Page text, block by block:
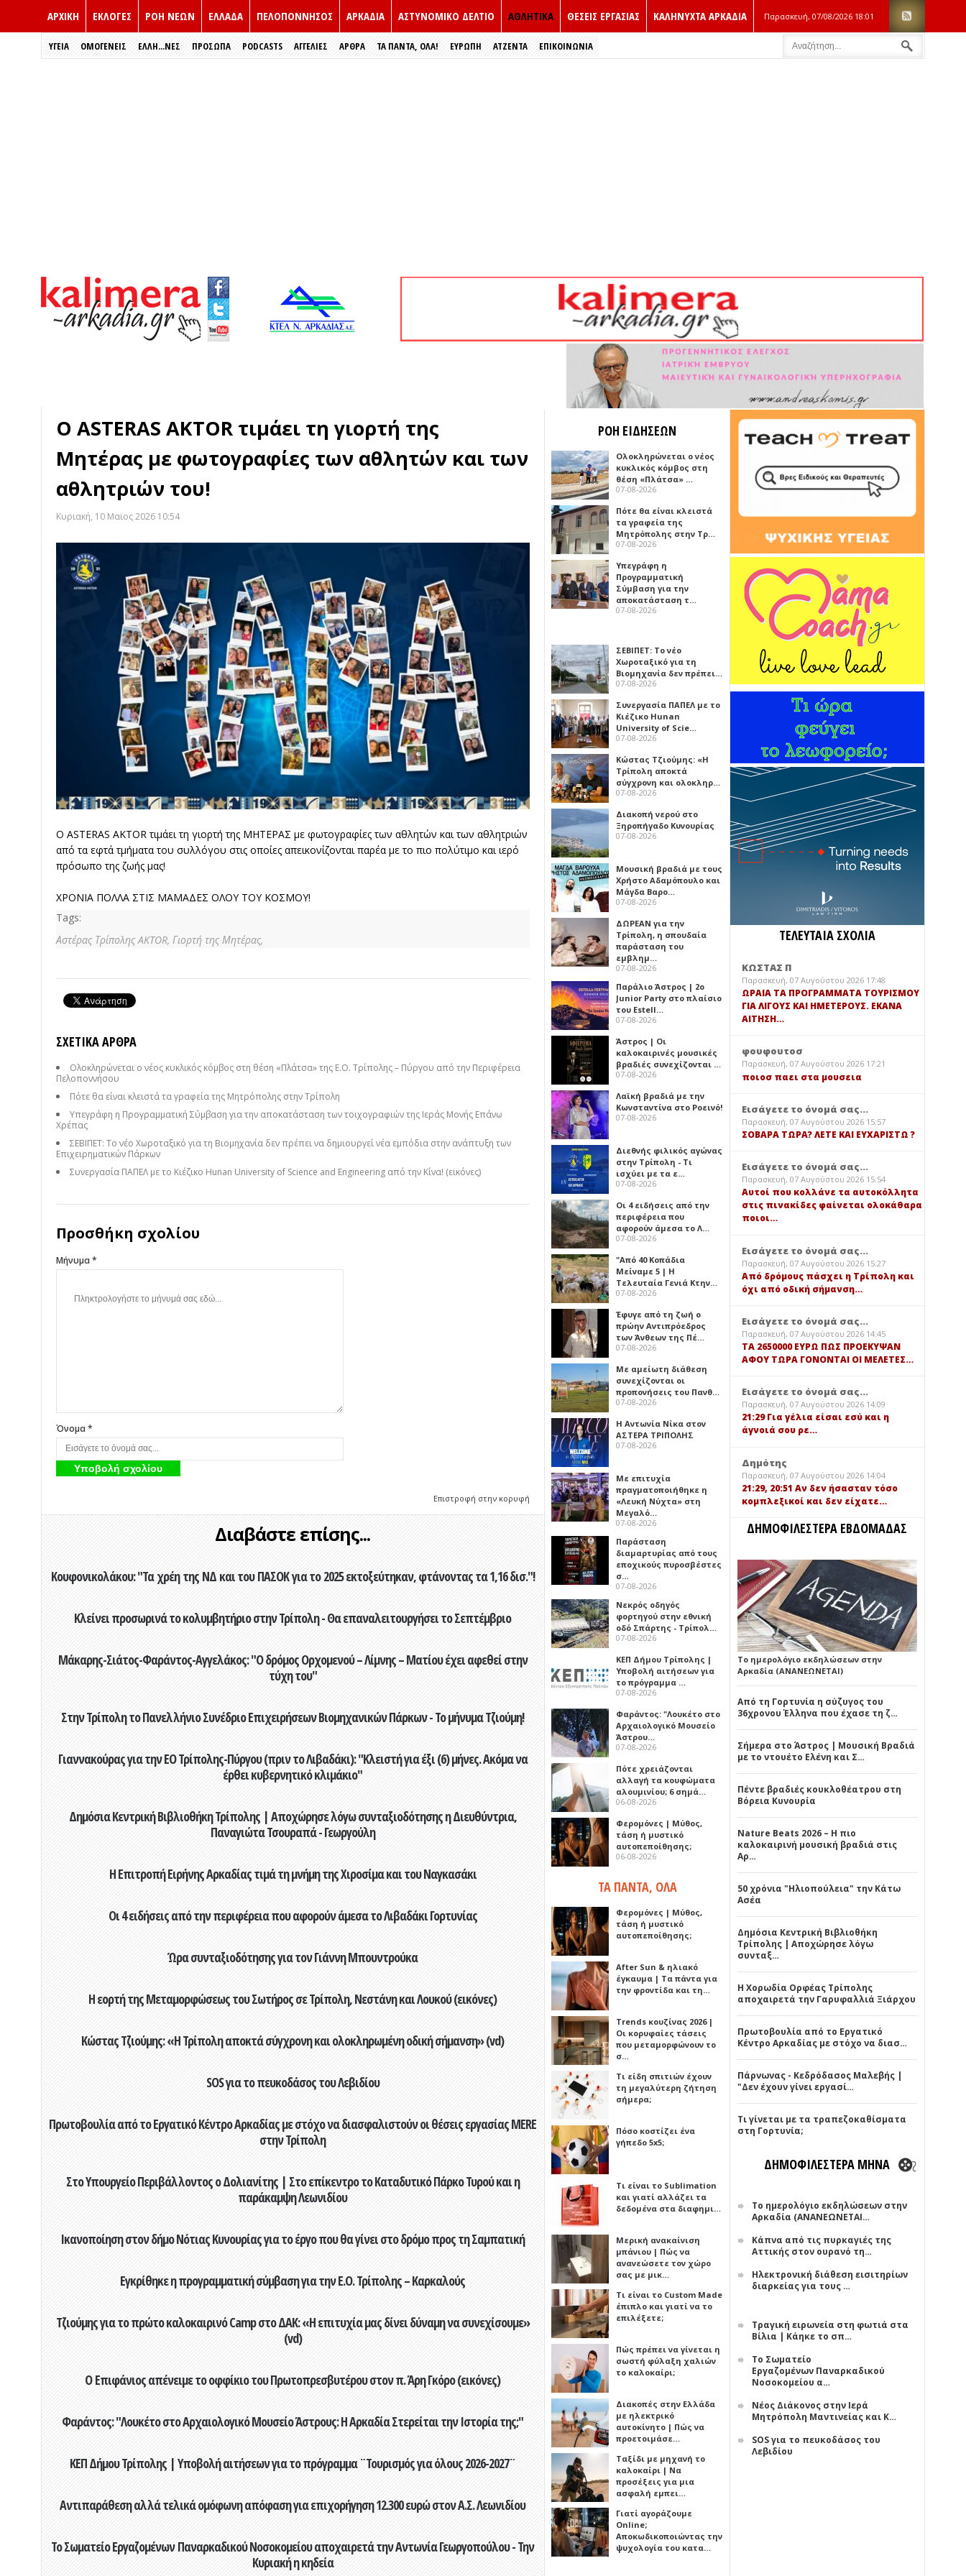
ΑΡΧΙΚΗ ΕΚΛΟΓΈΣ ΡΟΗ ΝΕΩΝ ΕΛΛΑΔΑ ΠΕΛΟΠΟΝΝΗΣΟΣ ΑΡΚΑΔΙΑ ΑΣΤΥΝΟΜΙΚΟ ΔΕΛΤΙΟ ΑΘΛΗΤΙΚΑ ΘΕΣΕΙΣ ΕΡΓΑΣΙΑΣ ΚΑΛΗΝΥΧΤΑ ΑΡΚΑΔΙΑ Παρασκευή, 07/08/2026 18:01
ΥΓΕΙΑ ΟΜΟΓΕΝΕΙΣ ΈΛΛΗ...ΝΕΣ ΠΡΌΣΩΠΑ PODCASTS ΑΓΓΕΛΙΕΣ ΑΡΘΡΑ ΤΑ ΠΑΝΤΑ, ΟΛΑ! ΕΥΡΏΠΗ ΑΤΖΕΝΤΑ ΕΠΙΚΟΙΝΩΝΙΑ
Ο ASTERAS AKTOR τιμάει τη γιορτή της
Μητέρας με φωτογραφίες των αθλητών και των
αθλητριών του!
Κυριακή, 10 Μαϊος 2026 10:54
Ο ASTERAS AKTOR τιμάει τη γιορτή της ΜΗΤΕΡΑΣ με φωτογραφίες των αθλητών και των αθλητριών
από τα εφτά τμήματα του συλλόγου στις οποίες απεικονίζονται παρέα με το πιο πολύτιμο και ιερό
πρόσωπο της ζωής μας!
ΧΡΟΝΙΑ ΠΟΛΛΑ ΣΤΙΣ ΜΑΜΑΔΕΣ ΟΛΟΥ ΤΟΥ ΚΟΣΜΟΥ!
Tags:
Αστέρας Τρίπολης AKTOR, Γιορτή της Μητέρας,
ΣΧΕΤΙΚΆ ΆΡΘΡΑ
Ολοκληρώνεται ο νέος κυκλικός κόμβος στη θέση «Πλάτσα» της Ε.Ο. Τρίπολης – Πύργου από την Περιφέρεια
Πελοποννήσου
Πότε θα είναι κλειστά τα γραφεία της Μητρόπολης στην Τρίπολη
Υπεγράφη η Προγραμματική Σύμβαση για την αποκατάσταση των τοιχογραφιών της Ιεράς Μονής Επάνω
Χρέπας
ΣΕΒΙΠΕΤ: Το νέο Χωροταξικό για τη Βιομηχανία δεν πρέπει να δημιουργεί νέα εμπόδια στην ανάπτυξη των
Επιχειρηματικών Πάρκων
Συνεργασία ΠΑΠΕΛ με το Κιέζικο Hunan University of Science and Engineering από την Κίνα! (εικόνες)
Προσθήκη σχολίου
Μήνυμα *
Όνομα *
Επιστροφή στην κορυφή
Διαβάστε επίσης...
Κουφονικολάκου: "Τα χρέη της ΝΔ και του ΠΑΣΟΚ για το 2025 εκτοξεύτηκαν, φτάνοντας τα 1,16 δισ."!
Κλείνει προσωρινά το κολυμβητήριο στην Τρίπολη - Θα επαναλειτουργήσει το Σεπτέμβριο
Μάκαρης-Σιάτος-Φαράντος-Αγγελάκος: "Ο δρόμος Ορχομενού – Λίμνης – Ματίου έχει αφεθεί στην
τύχη του"
Στην Τρίπολη το Πανελλήνιο Συνέδριο Επιχειρήσεων Βιομηχανικών Πάρκων - Το μήνυμα Τζιούμη!
Γιαννακούρας για την EO Τρίπολης-Πύργου (πριν το Λιβαδάκι): "Κλειστή για έξι (6) μήνες. Ακόμα να
έρθει κυβερνητικό κλιμάκιο"
Δημόσια Κεντρική Βιβλιοθήκη Τρίπολης | Αποχώρησε λόγω συνταξιοδότησης η Διευθύντρια,
Παναγιώτα Τσουραπά - Γεωργούλη
Η Επιτροπή Ειρήνης Αρκαδίας τιμά τη μνήμη της Χιροσίμα και του Ναγκασάκι
Οι 4 ειδήσεις από την περιφέρεια που αφορούν άμεσα το Λιβαδάκι Γορτυνίας
Ώρα συνταξιοδότησης για τον Γιάννη Μπουντρούκα
Η εορτή της Μεταμορφώσεως του Σωτήρος σε Τρίπολη, Νεστάνη και Λουκού (εικόνες)
Κώστας Τζιούμης: «Η Τρίπολη αποκτά σύγχρονη και ολοκληρωμένη οδική σήμανση» (vd)
SOS για το πευκοδάσος του Λεβιδίου
Πρωτοβουλία από το Εργατικό Κέντρο Αρκαδίας με στόχο να διασφαλιστούν οι θέσεις εργασίας MERE
στην Τρίπολη
Στο Υπουργείο Περιβάλλοντος ο Δολιανίτης | Στο επίκεντρο το Καταδυτικό Πάρκο Τυρού και η
παράκαμψη Λεωνιδίου
Ικανοποίηση στον δήμο Νότιας Κυνουρίας για το έργο που θα γίνει στο δρόμο προς τη Σαμπατική
Εγκρίθηκε η προγραμματική σύμβαση για την Ε.Ο. Τρίπολης – Καρκαλούς
Τζιούμης για το πρώτο καλοκαιρινό Camp στο ΔΑΚ: «Η επιτυχία μας δίνει δύναμη να συνεχίσουμε»
(vd)
Ο Επιφάνιος απένειμε το οφφίκιο του Πρωτοπρεσβυτέρου στον π. Άρη Γκόρο (εικόνες)
Φαράντος: "Λουκέτο στο Αρχαιολογικό Μουσείο Άστρους: Η Αρκαδία Στερείται την Ιστορία της;"
ΚΕΠ Δήμου Τρίπολης | Υποβολή αιτήσεων για το πρόγραμμα ¨Τουρισμός για όλους 2026-2027¨
Αντιπαράθεση αλλά τελικά ομόφωνη απόφαση για επιχορήγηση 12.300 ευρώ στον Α.Σ. Λεωνιδίου
Το Σωματείο Εργαζομένων Παναρκαδικού Νοσοκομείου αποχαιρετά την Αντωνία Γεωργοπούλου - Την
Κυριακή η κηδεία
ΡΟΗ ΕΙΔΗΣΕΩΝ
Ολοκληρώνεται ο νέος
κυκλικός κόμβος στη
θέση «Πλάτσα» …
07-08-2026
Πότε θα είναι κλειστά
τα γραφεία της
Μητρόπολης στην Τρ…
07-08-2026
Υπεγράφη η
Προγραμματική
Σύμβαση για την
αποκατάσταση τ…
07-08-2026
ΣΕΒΙΠΕΤ: Το νέο
Χωροταξικό για τη
Βιομηχανία δεν πρέπει…
07-08-2026
Συνεργασία ΠΑΠΕΛ με το
Κιέζικο Hunan
University of Scie…
07-08-2026
Κώστας Τζιούμης: «Η
Τρίπολη αποκτά
σύγχρονη και ολοκληρ…
07-08-2026
Διακοπή νερού στο
Ξηροπήγαδο Κυνουρίας
07-08-2026
Μουσική βραδιά με τους
Χρήστο Αδαμόπουλο και
Μάγδα Βαρο…
07-08-2026
ΔΩΡΕΑΝ για την
Τρίπολη, η σπουδαία
παράσταση του
εμβλημ…
07-08-2026
Παράλιο Άστρος | 2ο
Junior Party στο πλαίσιο
του Estell…
07-08-2026
Άστρος | Οι
καλοκαιρινές μουσικές
βραδιές συνεχίζονται …
07-08-2026
Λαϊκή βραδιά με την
Κωνσταντίνα στο Ροεινό!
07-08-2026
Διεθνής φιλικός αγώνας
στην Τρίπολη - Τι
ισχύει με τα ε…
07-08-2026
Οι 4 ειδήσεις από την
περιφέρεια που
αφορούν άμεσα το Λ…
07-08-2026
"Από 40 Κοπάδια
Μείναμε 5 | Η
Τελευταία Γενιά Κτην…
07-08-2026
Έφυγε από τη ζωή ο
πρώην Αντιπρόεδρος
των Άνθεων της Πέ…
07-08-2026
Με αμείωτη διάθεση
συνεχίζονται οι
προπονήσεις του Πανθ…
07-08-2026
Η Αντωνία Νίκα στον
ΑΣΤΕΡΑ ΤΡΙΠΟΛΗΣ
07-08-2026
Με επιτυχία
πραγματοποιήθηκε η
«Λευκή Νύχτα» στη
Μεγαλό…
07-08-2026
Παράσταση
διαμαρτυρίας από τους
εποχικούς πυροσβέστες
σ…
07-08-2026
Νεκρός οδηγός
φορτηγού στην εθνική
οδό Σπάρτης - Τρίπολ…
07-08-2026
ΚΕΠ Δήμου Τρίπολης |
Υποβολή αιτήσεων για
το πρόγραμμα …
07-08-2026
Φαράντος: "Λουκέτο στο
Αρχαιολογικό Μουσείο
Άστρου…
07-08-2026
Πότε χρειάζονται
αλλαγή τα κουφώματα
αλουμινίου; 6 σημά…
06-08-2026
Φερομόνες | Μύθος,
τάση ή μυστικό
αυτοπεποίθησης;
06-08-2026
ΤΑ ΠΑΝΤΑ, ΟΛΑ
Φερομόνες | Μύθος,
τάση ή μυστικό
αυτοπεποίθησης;
After Sun & ηλιακό
έγκαυμα | Τα πάντα για
την φροντίδα και τη…
Trends κουζίνας 2026 |
Οι κορυφαίες τάσεις
που μεταμορφώνουν το
σ…
Τι είδη σπιτιών έχουν
τη μεγαλύτερη ζήτηση
σήμερα;
Πόσο κοστίζει ένα
γήπεδο 5x5;
Τι είναι το Sublimation
και γιατί αλλάζει τα
δεδομένα στα διαφημι…
Μερική ανακαίνιση
μπάνιου | Πώς να
ανανεώσετε τον χώρο
σας με μικ…
Τι είναι το Custom Made
έπιπλο και γιατί να το
επιλέξετε;
Πώς πρέπει να γίνεται η
σωστή φύλαξη χαλιών
το καλοκαίρι;
Διακοπές στην Ελλάδα
με ηλεκτρικό
αυτοκίνητο | Πώς να
προετοιμάσε…
Ταξίδι με μηχανή το
καλοκαίρι | Να
προσέξεις για μια
ασφαλή εμπει…
Γιατί αγοράζουμε
Online;
Αποκωδικοποιώντας την
ψυχολογία του κατα…
ΤΕΛΕΥΤΑΙΑ ΣΧΟΛΙΑ
ΚΩΣΤΑΣ Π
Παρασκευή, 07 Αυγούστου 2026 17:48
ΩΡΑΙΑ ΤΑ ΠΡΟΓΡΑΜΜΑΤΑ ΤΟΥΡΙΣΜΟΥ
ΓΙΑ ΛΙΓΟΥΣ ΚΑΙ ΗΜΕΤΕΡΟΥΣ. ΕΚΑΝΑ
ΑΙΤΗΣΗ…
φουφουτοσ
Παρασκευή, 07 Αυγούστου 2026 17:21
ποιοσ παει στα μουσεια
Εισάγετε το όνομά σας...
Παρασκευή, 07 Αυγούστου 2026 15:57
ΣΟΒΑΡΑ ΤΩΡΑ? ΛΕΤΕ ΚΑΙ ΕΥΧΑΡΙΣΤΩ ?
Εισάγετε το όνομά σας...
Παρασκευή, 07 Αυγούστου 2026 15:54
Αυτοί που κολλάνε τα αυτοκόλλητα
στις πινακίδες φαίνεται ολοκάθαρα
ποιοι…
Εισάγετε το όνομά σας...
Παρασκευή, 07 Αυγούστου 2026 15:27
Από δρόμους πάσχει η Τρίπολη και
όχι από οδική σήμανση…
Εισάγετε το όνομά σας...
Παρασκευή, 07 Αυγούστου 2026 14:45
TA 2650000 ΕΥΡΩ ΠΩΣ ΠΡΟΕΚΥΨΑΝ
ΑΦΟΥ ΤΩΡΑ ΓΟΝΟΝΤΑΙ ΟΙ ΜΕΛΕΤΕΣ…
Εισάγετε το όνομά σας...
Παρασκευή, 07 Αυγούστου 2026 14:09
21:29 Για γέλια είσαι εσύ και η
άγνοιά σου ρε…
Δημότης
Παρασκευή, 07 Αυγούστου 2026 14:04
21:29, 20:51 Αν δεν ήσασταν τόσο
κομπλεξικοί και δεν είχατε…
ΔΗΜΟΦΙΛΕΣΤΕΡΑ ΕΒΔΟΜΑΔΑΣ
Το ημερολόγιο εκδηλώσεων στην
Αρκαδία (ΑΝΑΝΕΩΝΕΤΑΙ)
Από τη Γορτυνία η σύζυγος του
36χρονου Έλληνα που έχασε τη ζ…
Σήμερα στο Άστρος | Μουσική Βραδιά
με το ντουέτο Ελένη και Σ…
Πέντε βραδιές κουκλοθέατρου στη
Βόρεια Κυνουρία
Nature Beats 2026 – Η πιο
καλοκαιρινή μουσική βραδιά στις
Αρ…
50 χρόνια "Ηλιοπούλεια" την Κάτω
Ασέα
Δημόσια Κεντρική Βιβλιοθήκη
Τρίπολης | Αποχώρησε λόγω
συνταξ…
Η Χορωδία Ορφέας Τρίπολης
αποχαιρετά την Γαρυφαλλιά Ξιάρχου
Πρωτοβουλία από το Εργατικό
Κέντρο Αρκαδίας με στόχο να διασ…
Πάρνωνας - Κεδρόδασος Μαλεβής |
"Δεν έχουν γίνει εργασί…
Τι γίνεται με τα τραπεζοκαθίσματα
στη Γορτυνία;
ΔΗΜΟΦΙΛΕΣΤΕΡΑ ΜΗΝΑ
Το ημερολόγιο εκδηλώσεων στην
Αρκαδία (ΑΝΑΝΕΩΝΕΤΑΙ…
Κάπνα από τις πυρκαγιές της
Αττικής στον ουρανό τη…
Ηλεκτρονική διάθεση εισιτηρίων
διαρκείας για τους …
Τραγική ειρωνεία στη φωτιά στα
Βίλια | Κάηκε το σπ…
Το Σωματείο
Εργαζομένων Παναρκαδικού
Νοσοκομείου α…
Νέος Διάκονος στην Ιερά
Μητρόπολη Μαντινείας και Κ…
SOS για το πευκοδάσος του
Λεβιδίου